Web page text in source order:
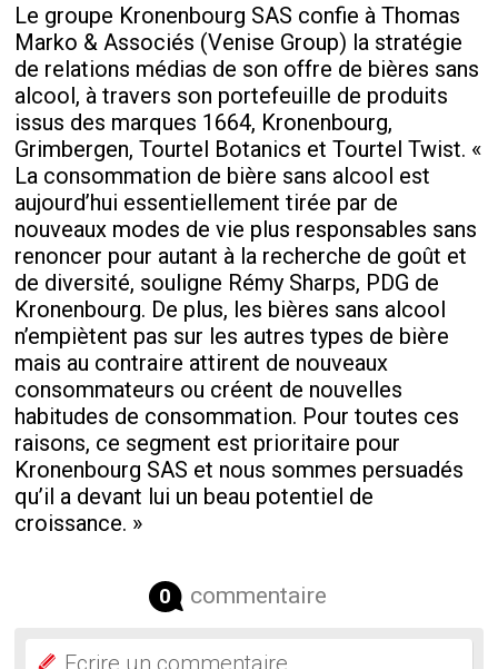
Le groupe Kronenbourg SAS confie à Thomas
Marko & Associés (Venise Group) la stratégie
de relations médias de son offre de bières sans
alcool, à travers son portefeuille de produits
issus des marques 1664, Kronenbourg,
Grimbergen, Tourtel Botanics et Tourtel Twist. «
La consommation de bière sans alcool est
aujourd’hui essentiellement tirée par de
nouveaux modes de vie plus responsables sans
renoncer pour autant à la recherche de goût et
de diversité, souligne Rémy Sharps, PDG de
Kronenbourg. De plus, les bières sans alcool
n’empiètent pas sur les autres types de bière
mais au contraire attirent de nouveaux
consommateurs ou créent de nouvelles
habitudes de consommation. Pour toutes ces
raisons, ce segment est prioritaire pour
Kronenbourg SAS et nous sommes persuadés
qu’il a devant lui un beau potentiel de
croissance. »
0 commentaire
Ecrire un commentaire